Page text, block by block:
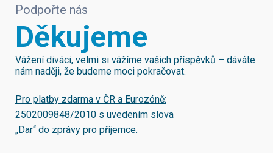
Podpořte nás
Děkujeme
Vážení diváci, velmi si vážíme vašich příspěvků – dáváte
nám naději, že budeme moci pokračovat.
Pro platby zdarma v ČR a Eurozóně:
2502009848/2010 s uvedením slova
„Dar“ do zprávy pro příjemce.